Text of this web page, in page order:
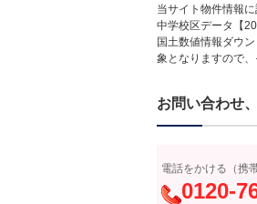
当サイト物件情報
中学校区データ【
国土数値情報ダウ
象となりますので
お問い合わせ
電話をかける（携
0120-